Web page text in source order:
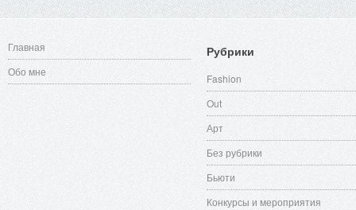
Главная
Обо мне
Рубрики
Fashion
Out
Арт
Без рубрики
Бьюти
Конкурсы и мероприятия